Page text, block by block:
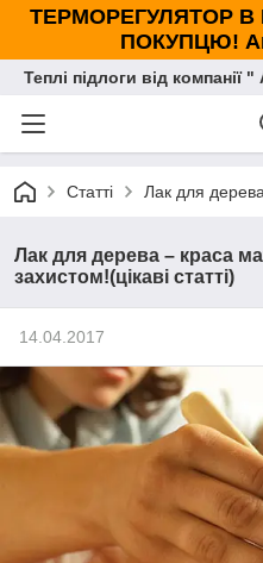
ТЕРМОРЕГУЛЯТОР
ПОКУПЦЮ!
Теплі підлоги від компанії
Статті Лак для дерева
Лак для дерева – краса
захистом!(цікаві статті)
14.04.2017